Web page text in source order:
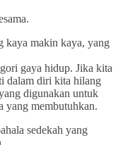
kaya makin kaya, yang
gaya hidup. Jika kita
dalam diri kita hilang
digunakan untuk
yang membutuhkan.
sedekah yang